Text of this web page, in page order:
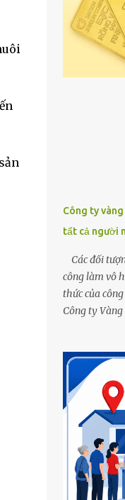
Công ty
tất cả người
Các đối
công làm vô
thức của
Công ty Vàng
fanpage
tảng
công ty liên
khách hàng
Fanpage
nhằm mục
an toàn tài